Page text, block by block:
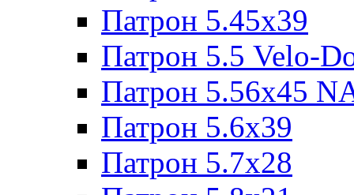
Патрон 5.45х39
Патрон 5.5 Velo-
Патрон 5.56х45
Патрон 5.6х39
Патрон 5.7x28